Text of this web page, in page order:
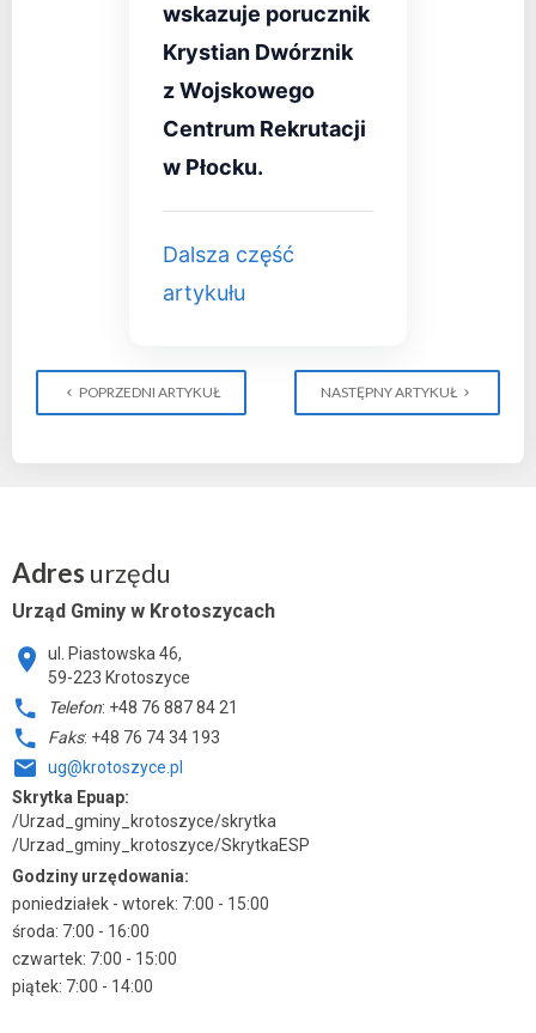
wskazuje porucznik
Krystian Dwórznik
z Wojskowego
Centrum Rekrutacji
w Płocku.
Dalsza część
artykułu
POPRZEDNI ARTYKUŁ NASTĘPNY ARTYKUŁ
Adres urzędu
Urząd Gminy w Krotoszycach
ul. Piastowska 46,
59-223 Krotoszyce
Telefon: +48 76 887 84 21
Faks: +48 76 74 34 193
ug@krotoszyce.pl
Skrytka Epuap:
/Urzad_gminy_krotoszyce/skrytka
/Urzad_gminy_krotoszyce/SkrytkaESP
Godziny urzędowania:
poniedziałek - wtorek: 7:00 - 15:00
środa: 7:00 - 16:00
czwartek: 7:00 - 15:00
piątek: 7:00 - 14:00